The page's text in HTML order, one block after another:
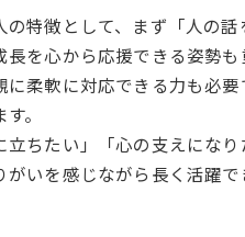
心
特徴として、まず「人の
を心から応援できる姿勢も
に柔軟に対応できる力も必
。
ちたい」「心の支えにな
いを感じながら長く活躍で